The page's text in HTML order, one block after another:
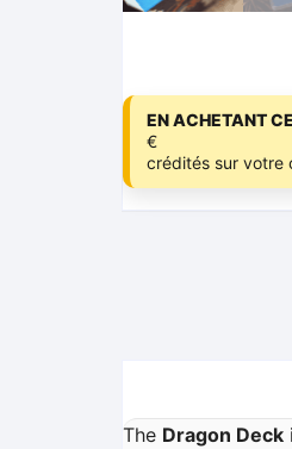
EN ACHETANT
€
crédités sur votre
The Dragon Deck